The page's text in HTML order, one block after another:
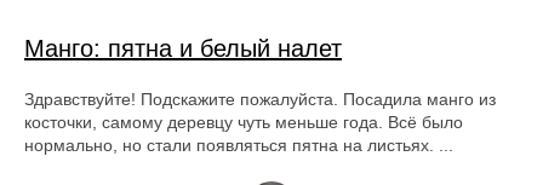
Манго: пятна и белый налет
Здравствуйте! Подскажите пожалуйста. Посадила манго из
косточки, самому деревцу чуть меньше года. Всё было
нормально, но стали появляться пятна на листьях. ...